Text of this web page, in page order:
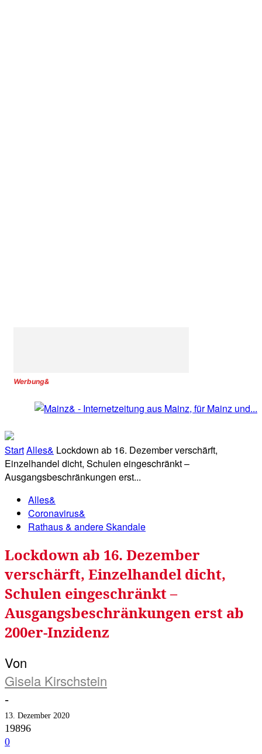
Werbung&
StartAlles& Lockdown ab 16. Dezember verschärft,
Einzelhandel dicht, Schulen eingeschränkt –
Ausgangsbeschränkungen erst...
Alles&
Coronavirus&
Rathaus & andere Skandale
Lockdown ab 16. Dezember
verschärft, Einzelhandel dicht,
Schulen eingeschränkt –
Ausgangsbeschränkungen erst ab
200er-Inzidenz
Von
Gisela Kirschstein
-
13. Dezember 2020
19896
0